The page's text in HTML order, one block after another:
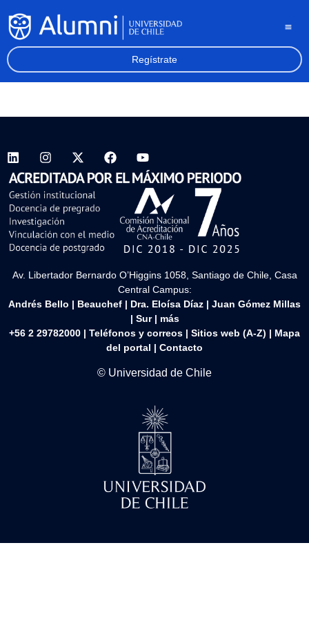
Regístrate
Av. Libertador Bernardo O’Higgins 1058, Santiago de Chile, Casa
Central Campus:
Andrés Bello | Beauchef | Dra. Eloísa Díaz | Juan Gómez Millas
| Sur| más
+56 2 29782000 | Teléfonos y correos | Sitios web (A-Z) | Mapa
del portal | Contacto
© Universidad de Chile